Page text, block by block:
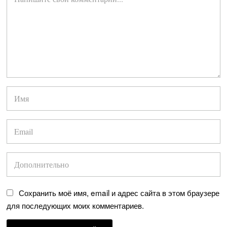
Сохранить моё имя, email и адрес сайта в этом браузере
для последующих моих комментариев.